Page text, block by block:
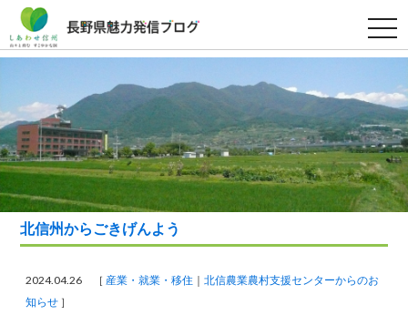
t
o
g
e
n
a
v
i
g
a
t
i
o
北信州からごきげんよう
2024.04.26 ［ 産業・就業・移住
北信農業農村支援センターからのお
知らせ ］